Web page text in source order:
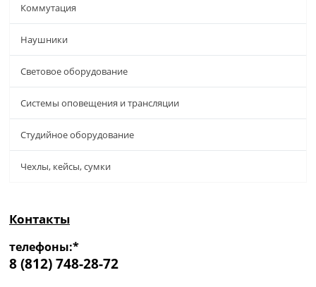
Коммутация
Наушники
Световое оборудование
Системы оповещения и трансляции
Студийное оборудование
Чехлы, кейсы, сумки
Контакты
телефоны:*
8 (812) 748-28-72